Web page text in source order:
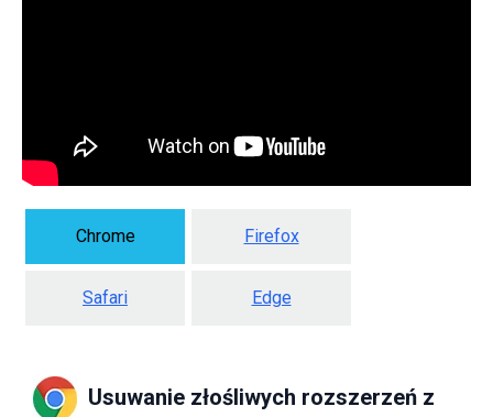
Chrome Firefox
Safari Edge
Usuwanie złośliwych rozszerzeń z